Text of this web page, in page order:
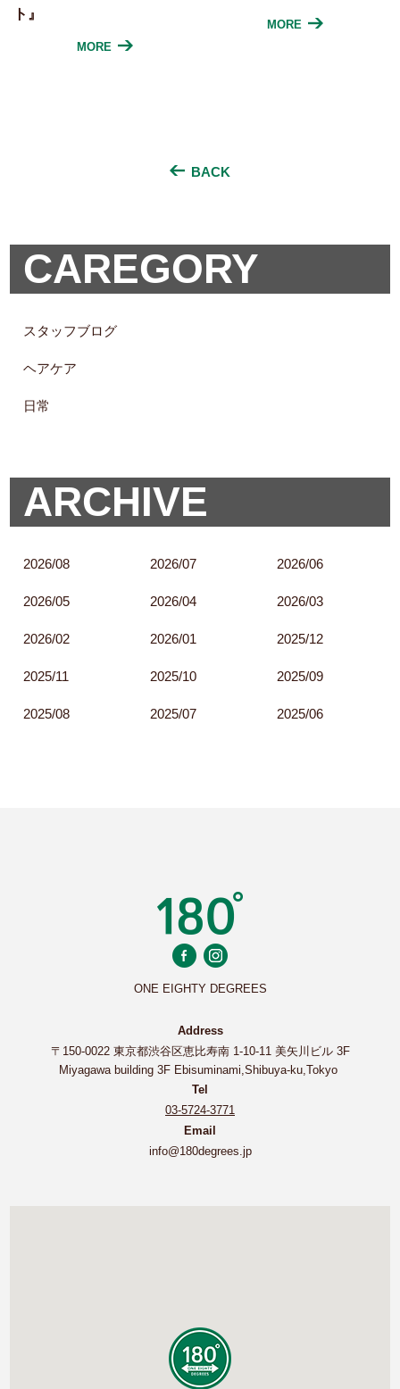
ト』
MORE
MORE
BACK
CAREGORY
スタッフブログ
ヘアケア
日常
ARCHIVE
2026/08 2026/07 2026/06
2026/05 2026/04 2026/03
2026/02 2026/01 2025/12
2025/11 2025/10 2025/09
2025/08 2025/07 2025/06
ONE EIGHTY DEGREES
Address
〒150-0022 東京都渋谷区恵比寿南 1-10-11 美矢川ビル 3F
Miyagawa building 3F Ebisuminami,Shibuya-ku,Tokyo
Tel
03-5724-3771
Email
info@180degrees.jp